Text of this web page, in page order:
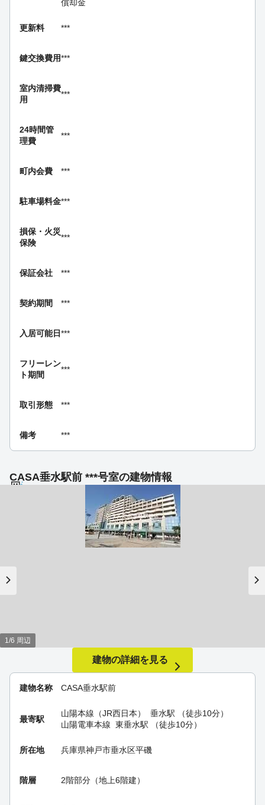
償却金
更新料 ***
鍵交換費用***
室内清掃費
用
***
24時間管
理費
***
町内会費 ***
駐車場料金***
損保・ 火災
保険
***
保証会社 ***
契約期間 ***
入居可能日***
フリーレン
ト期間
***
取引形態 ***
備考 ***
CASA垂水駅前 ***号室の建物情報
建物名称 CASA垂水駅前
最寄駅
山陽本線（JR西日本） 垂水駅 （徒歩10分）
山陽電車本線 東垂水駅 （徒歩10分）
所在地 兵庫県神戸市垂水区平磯
階層 2階部分（地上6階建）
1/6 周辺
建物の詳細を見る